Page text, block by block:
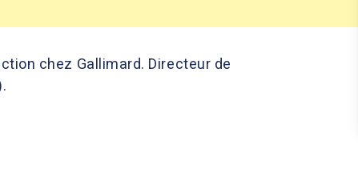
chez Gallimard. Directeur de